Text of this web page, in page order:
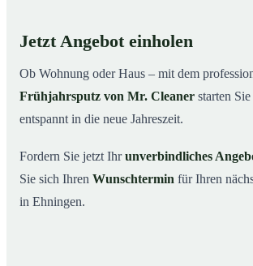
Jetzt Angebot einholen
Ob Wohnung oder Haus – mit dem
Frühjahrsputz von Mr. Cleaner starten
entspannt in die neue Jahreszeit.
Fordern Sie jetzt Ihrunverbindliches
Sie sich Ihren Wunschtermin für Ihren
in Ehningen.